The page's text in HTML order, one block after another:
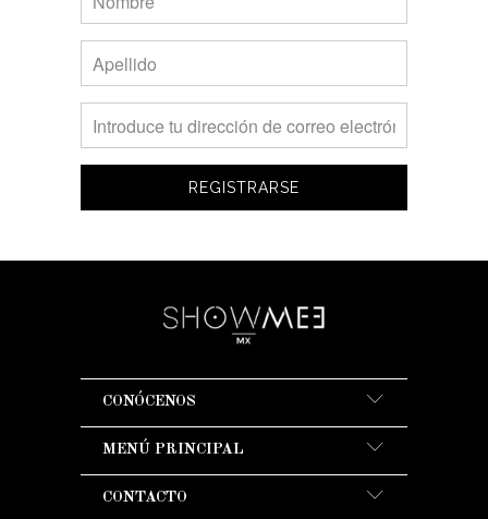
CONÓCENOS
MENÚ PRINCIPAL
CONTACTO